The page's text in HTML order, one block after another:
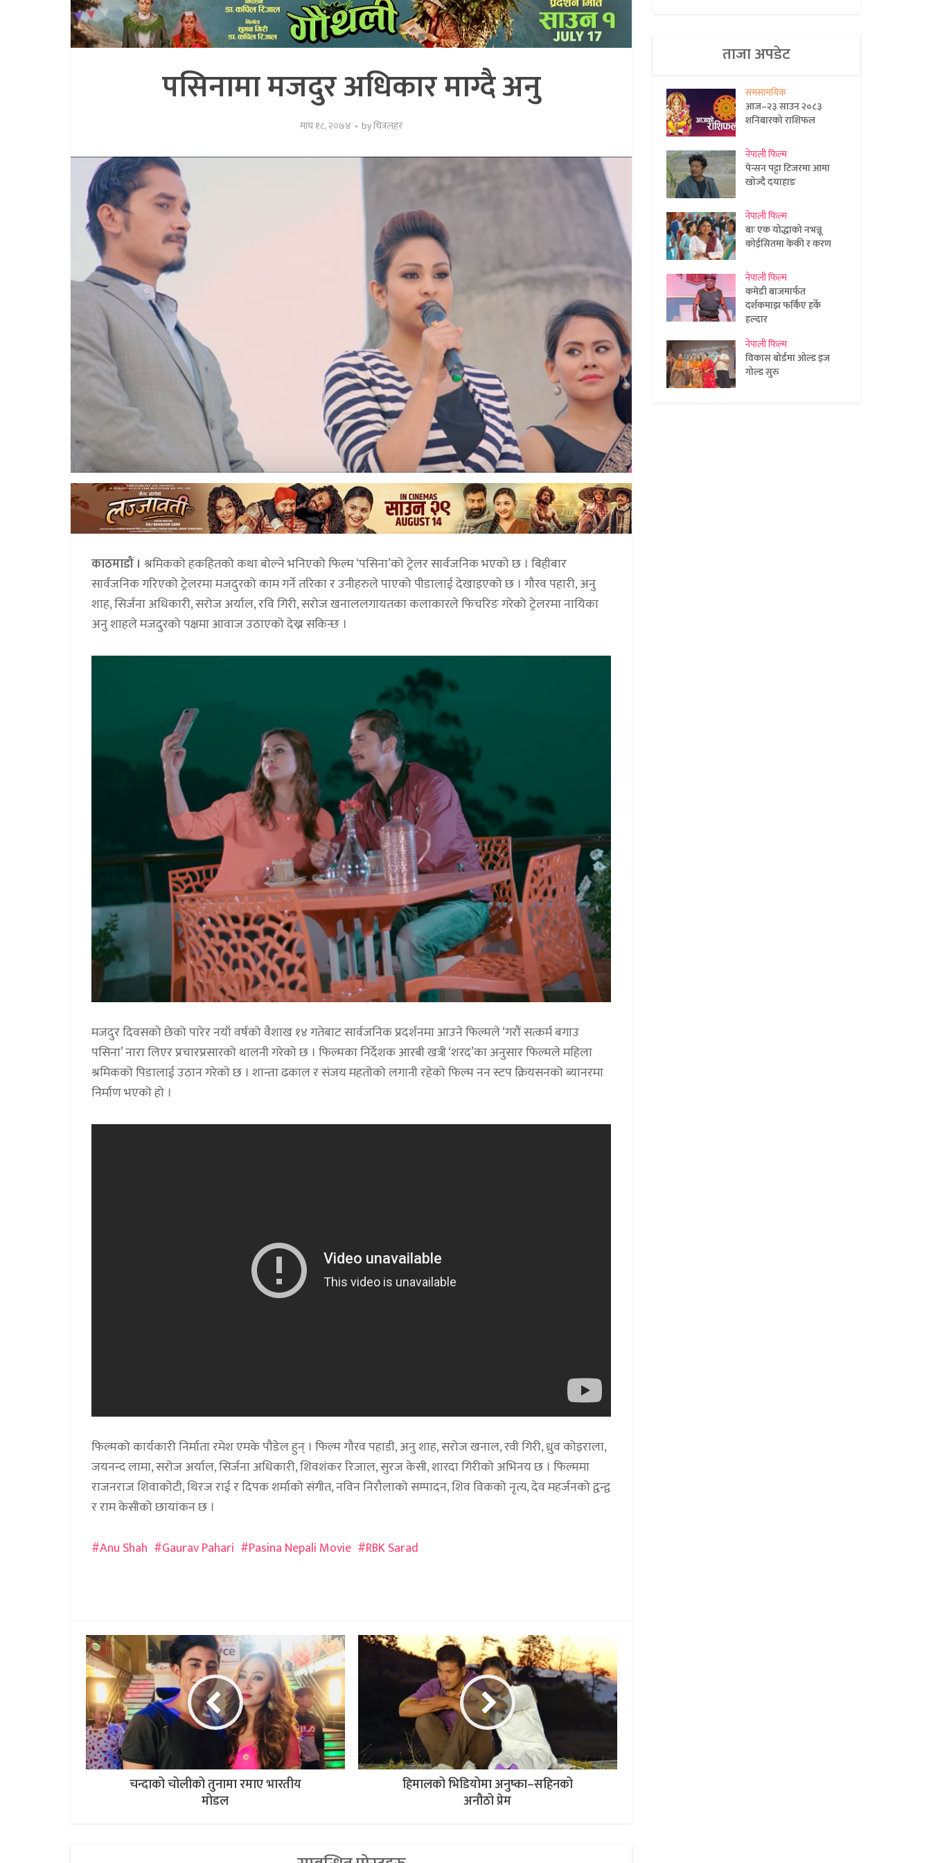
पसिनामा मजदुर अधिकार माग्दै अनु
माघ १८, २०७४ byचित्रलहर
काठमाडौं । श्रमिकको हकहितको कथा बोल्ने भनिएको फिल्म ‘पसिना’को ट्रेलर सार्वजनिक भएको छ । बिहीबार
सार्वजनिक गरिएको ट्रेलरमा मजदुरको काम गर्ने तरिका र उनीहरुले पाएको पीडालाई देखाइएको छ । गौरव पहारी, अनु
शाह, सिर्जना अधिकारी, सरोज अर्याल, रवि गिरी, सरोज खनाललगायतका कलाकारले फिचरिङ गरेको ट्रेलरमा नायिका
अनु शाहले मजदुरको पक्षमा आवाज उठाएको देख्न सकिन्छ ।
मजदुर दिवसको छेको पारेर नयाँ वर्षको वैशाख १४ गतेबाट सार्वजनिक प्रदर्शनमा आउने फिल्मले ‘गरौं सत्कर्म बगाउ
पसिना’ नारा लिएर प्रचारप्रसारको थालनी गरेको छ । फिल्मका निर्देशक आरबी खत्री ‘शरद’का अनुसार फिल्मले महिला
श्रमिकको पिडालाई उठान गरेको छ । शान्ता ढकाल र संजय महतोको लगानी रहेको फिल्म नन स्टप क्रियसनको ब्यानरमा
निर्माण भएको हो ।
फिल्मको कार्यकारी निर्माता रमेश एमके पौडेल हुन् । फिल्म गौरव पहाडी, अनु शाह, सरोज खनाल, रवी गिरी, ध्रुव कोइराला,
जयनन्द लामा, सरोज अर्याल, सिर्जना अधिकारी, शिवशंकर रिजाल, सुरज केसी, शारदा गिरीको अभिनय छ । फिल्ममा
राजनराज शिवाकोटी, थिरज राई र दिपक शर्माको संगीत, नविन निरौलाको सम्पादन, शिव विकको नृत्य, देव महर्जनको द्वन्द्व
र राम केसीको छायांकन छ ।
Anu Shah
Gaurav Pahari Pasina Nepali Movie RBK Sarad
चन्दाको चोलीको तुनामा रमाए भारतीय
मोडल
हिमालको भिडियोमा अनुष्का–सहिनको
अनौठो प्रेम
ताजा अपडेट
समसामयिक
आज–२३ साउन २०८३
शनिबारको राशिफल
नेपाली फिल्म
पेन्सन पट्टा टिजरमा आमा
खोज्दै दयाहाङ
नेपाली फिल्म
बाः एक योद्धाको नभन्नू
कोईसितमा केकी र करण
नेपाली फिल्म
कमेडी बाजमार्फत
दर्शकमाझ फर्किए हर्के
हल्दार
नेपाली फिल्म
विकास बोर्डमा ओल्ड इज
गोल्ड सुरु